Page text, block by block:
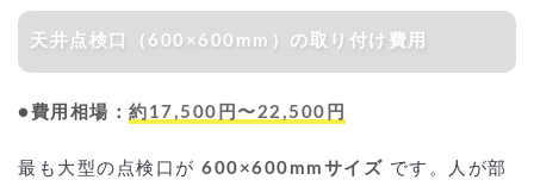
天井点検口（600×600mm）の取り付け費用
●費用相場： 約17,500円〜22,500円
最も大型の点検口が 600×600mmサイズ です。人が部